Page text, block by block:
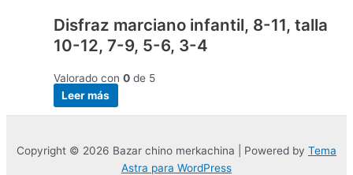
Disfraz marciano infantil, 8-11, talla
10-12, 7-9, 5-6, 3-4
Valorado con 0 de 5
Leer más
Copyright © 2026 Bazar chino merkachina | Powered by Tema
Astra para WordPress